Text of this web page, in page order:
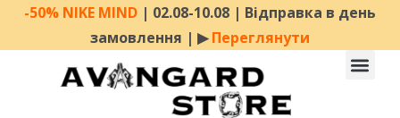
-50% NIKE MIND | 02.08-10.08 | Відправка в день
замовлення | ▶︎Переглянути